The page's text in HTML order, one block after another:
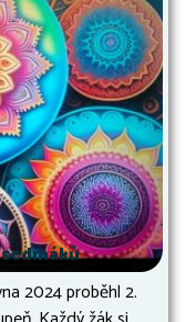
2024 proběhl 2.